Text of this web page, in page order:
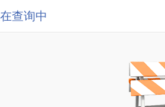
查询中